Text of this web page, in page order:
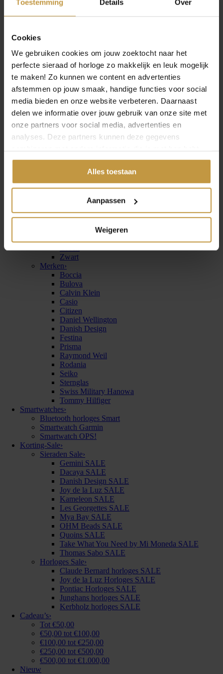
Toestemming Details Over
Cookies
We gebruiken cookies om jouw zoektocht naar het
perfecte sieraad of horloge zo makkelijk en leuk mogelijk
te maken! Zo kunnen we content en advertenties
afstemmen op jouw smaak, handige functies voor social
media bieden en onze website verbeteren. Daarnaast
delen we informatie over jouw gebruik van onze site met
onze partners voor social media, advertenties en
analyses. Deze partners kunnen deze gegevens
gedeeld of die ze hebben verzameld via jouw gebruik van
Alles toestaan
Aanpassen
Weigeren
Goud
Zilver
Merken›
Boccia
Citizen
Calvin Klein
Danish Design
Daniel Wellington
GC Guess Collection
Hugo Boss
Prisma
Raymond Weil
Rodania
Sternglas
Tommy Hilfiger
Kleuren›
Goud
Zwart
Merken›
Boccia
Bulova
Calvin Klein
Casio
Citizen
Daniel Wellington
Danish Design
Festina
Prisma
Raymond Weil
Rodania
Seiko
Sternglas
Swiss Military Hanowa
Tommy Hilfiger
Smartwatches›
Bluetooth horloges Smart
Smartwatch Garmin
Smartwatch OPS!
Korting-Sale›
Sieraden Sale›
Gemini SALE
Dacaya SALE
Danish Design SALE
Joy de la Luz SALE
Kameleon SALE
Les Georgettes SALE
Mya Bay SALE
OHM Beads SALE
Quoins SALE
Take What You Need by Mi Moneda SALE
Thomas Sabo SALE
Horloges Sale›
Claude Bernard horloges SALE
Joy de la Luz Horloges SALE
Pontiac Horloges SALE
Junghans horloges SALE
Kerbholz horloges SALE
Cadeau’s›
Tot €50,00
€50,00 tot €100,00
€100,00 tot €250,00
€250,00 tot €500,00
€500,00 tot €1.000,00
Nieuw